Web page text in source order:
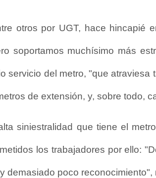
otros por UGT, hace hincapié
soportamos muchísimo más
servicio del metro, "que
de extensión, y, sobre todo,
siniestralidad que tiene el
los trabajadores por ello:
demasiado poco reconocimiento",